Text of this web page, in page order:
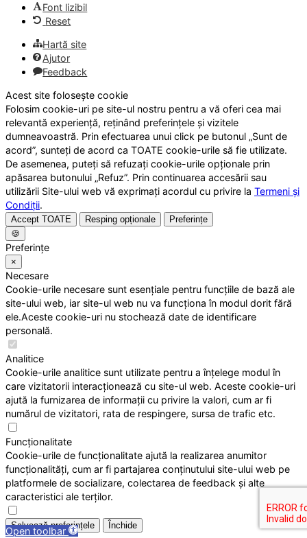
Open toolbar
Font lizibil
Reset
Hartă site
Ajutor
Feedback
Acest site folosește cookie
Folosim cookie-uri pe site-ul nostru pentru a vă oferi cea mai
relevantă experiență, reținând preferințele și vizitele
dumneavoastră. Prin efectuarea unui click pe butonul „Sunt de
acord”, sunteți de acord ca TOATE cookie-urile să fie utilizate.
De asemenea, puteți să refuzați cookie-urile opționale prin
apăsarea butonului „Refuz”. Prin continuarea accesării sau
utilizării Site-ului web vă exprimați acordul cu privire la Termeni și
Condiții.
Accept TOATE Resping opționale
Preferințe
🍪
Preferințe
×
Necesare
Cookie-urile necesare sunt esențiale pentru funcțiile de bază ale
site-ului web, iar site-ul web nu va funcționa în modul dorit fără
ele.Aceste cookie-uri nu stochează date de identificare
personală.
Analitice
Cookie-urile analitice sunt utilizate pentru a înțelege modul în
care vizitatorii interacționează cu site-ul web. Aceste cookie-uri
ajută la furnizarea de informații cu privire la valori, cum ar fi
numărul de vizitatori, rata de respingere, sursa de trafic etc.
Funcționalitate
Cookie-urile de funcționalitate ajută la realizarea anumitor
funcționalități, cum ar fi partajarea conținutului site-ului web pe
platformele de socializare, colectarea de feedback și alte
caracteristici ale terților.
Salvează preferințele Închide